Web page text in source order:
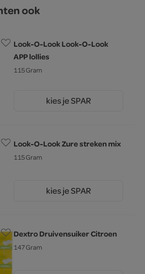
ook
Look-O-Look Look-O-Look
APP lollies
115 Gram
kies je SPAR
Look-O-Look Zure streken mix
115 Gram
kies je SPAR
Dextro Druivensuiker Citroen
147 Gram